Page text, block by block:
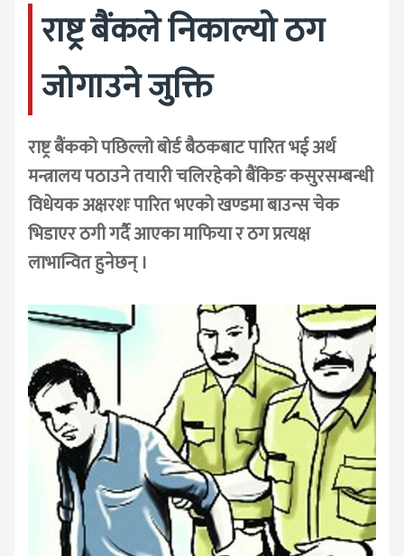
राष्ट्र बैंकले निकाल्यो ठग
जोगाउने जुक्ति
राष्ट्र बैंकको पछिल्लो बोर्ड बैठकबाट पारित भई अर्थ
मन्त्रालय पठाउने तयारी चलिरहेको बैंकिङ कसुरसम्बन्धी
विधेयक अक्षरशः पारित भएको खण्डमा बाउन्स चेक
भिडाएर ठगी गर्दै आएका माफिया र ठग प्रत्यक्ष
लाभान्वित हुनेछन् ।